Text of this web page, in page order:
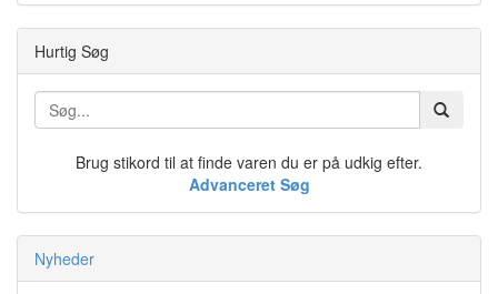
Hurtig Søg
Brug stikord til at finde varen du er på udkig efter.
Advanceret Søg
Nyheder